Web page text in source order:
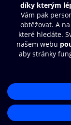
Moje O2 Knihovna
Další zábava
Nákupní řád
Přístupnost
Zásady